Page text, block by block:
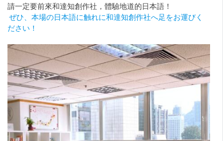
請一定要前來和達知創作社，體驗地道的日本語！
ぜひ、本場の日本語に触れに和達知創作社へ足をお運びく
ださい！